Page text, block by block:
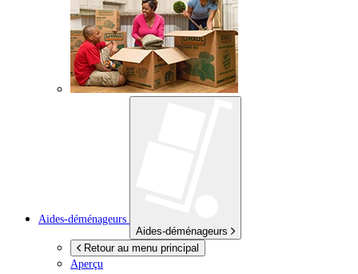
Aides-déménageurs
Aides-déménageurs
Retour au menu principal
Aperçu